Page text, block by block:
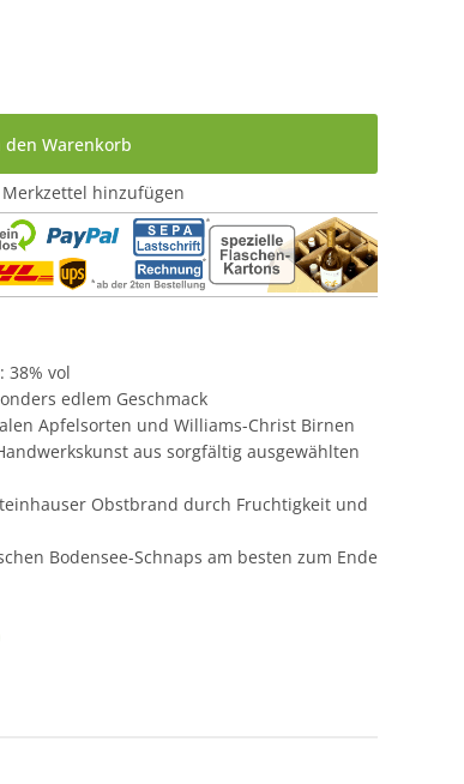
den gewünschten Wert ein
den Warenkorb
hinzufügen
38% vol
edlem Geschmack
Apfelsorten und Williams-Christ Birnen
aus sorgfältig ausgewählten
Obstbrand durch Fruchtigkeit und
Bodensee-Schnaps am besten zum Ende